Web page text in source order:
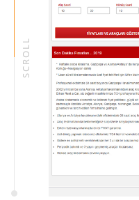
SCROLL